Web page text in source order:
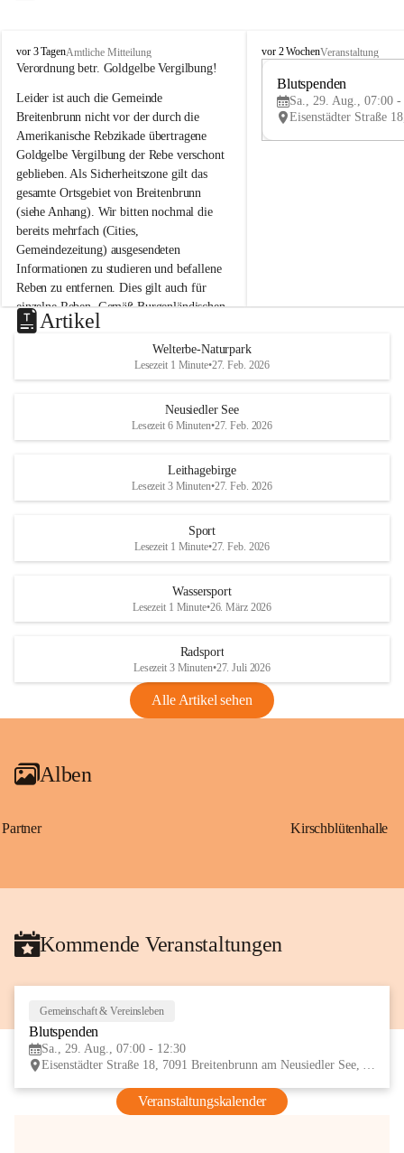
B
r
i
t
e
n
b
r
u
n
n
a
m
N
e
u
s
d
S
vor 3 TagenAmtliche Mitteilung
Verordnung betr. Goldgelbe Vergilbung!
Leider ist auch die Gemeinde
Breitenbrunn nicht vor der durch die
Amerikanische Rebzikade übertragene
Goldgelbe Vergilbung der Rebe verschont
geblieben. Als Sicherheitszone gilt das
gesamte Ortsgebiet von Breitenbrunn
(siehe Anhang). Wir bitten nochmal die
bereits mehrfach (Cities,
Gemeindezeitung) ausgesendeten
Informationen zu studieren und befallene
Reben zu entfernen. Dies gilt auch für
einzelne Reben. Gemäß Burgenländischen
Weinbaugesetz sind nicht gepflegte oder
unzulässige Weingärten zu roden! Bitte
helfen wir zusammen um unsere Winzer
vor den prognostizierten Ernteausfällen
und den daraus folgenden wirtschaftlichen
Maßnahmen zur Bekämpfung
Rebe und der Amerikanischen
Anhang VBl. EU Nr. 18
1 Seite•1,4 MB
VBl. EU Nr. 18_2026
B
e
u
e
d
r
S
vor 2 WochenVeranstaltung
Blutspenden
Sa., 29. Aug., 07:00 -
Artikel
Welterbe-Naturpark
Lesezeit 1 Minute•27. Feb. 2026
Neusiedler See
Lesezeit 6 Minuten•27. Feb. 2026
Leithagebirge
Lesezeit 3 Minuten•27. Feb. 2026
Sport
Lesezeit 1 Minute•27. Feb. 2026
Wassersport
Lesezeit 1 Minute•26. März 2026
Radsport
Lesezeit 3 Minuten•27. Juli 2026
Alle Artikel sehen
Alben
Partner Kirschblütenhalle
Kommende Veranstaltungen
Gemeinschaft & Vereinsleben
Blutspenden
Sa., 29. Aug., 07:00 - 12:30
Eisenstädter Straße 18, 7091 Breitenbrunn am Neusiedler See, AUT
Veranstaltungskalender